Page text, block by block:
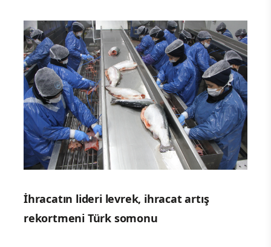
İhracatın lideri levrek, ihracat artış
rekortmeni Türk somonu